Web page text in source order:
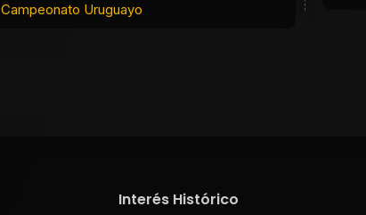
Campeonato Uruguayo
Interés Histórico